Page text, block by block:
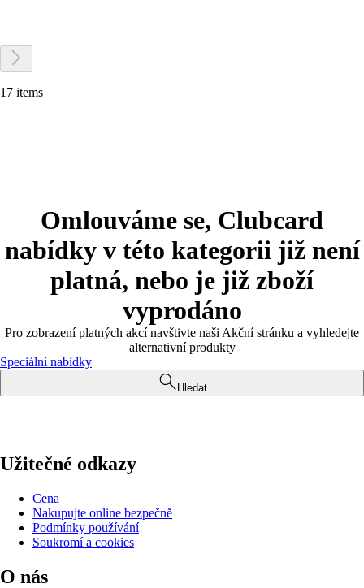
17 items
Omlouváme se, Clubcard
nabídky v této kategorii již není
platná, nebo je již zboží
vyprodáno
Pro zobrazení platných akcí navštivte naši Akční stránku a vyhledejte
alternativní produkty
Speciální nabídky
Hledat
Užitečné odkazy
Cena
Nakupujte online bezpečně
Podmínky používání
Soukromí a cookies
O nás